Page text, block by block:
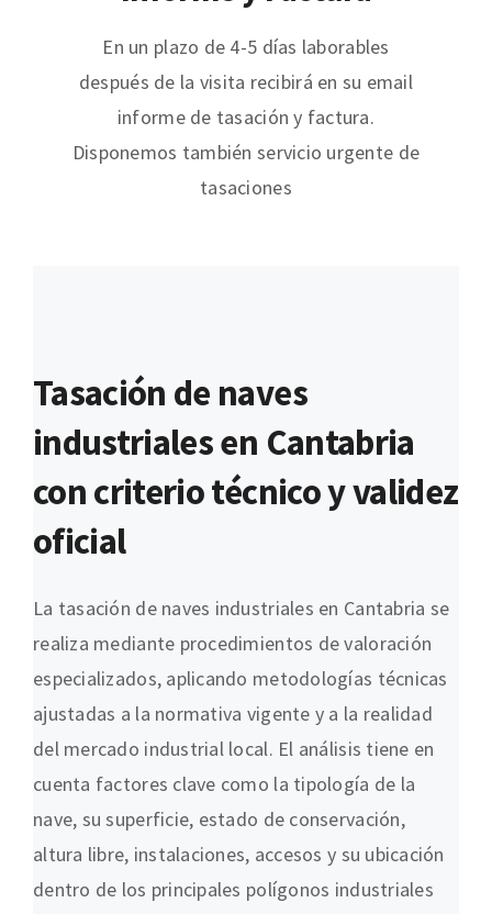
En un plazo de 4-5 días laborables
después de la visita recibirá en su email
informe de tasación y factura.
Disponemos también servicio urgente de
tasaciones
Tasación de naves
industriales en Cantabria
con criterio técnico y validez
oficial
La tasación de naves industriales en Cantabria se
realiza mediante procedimientos de valoración
especializados, aplicando metodologías técnicas
ajustadas a la normativa vigente y a la realidad
del mercado industrial local. El análisis tiene en
cuenta factores clave como la tipología de la
nave, su superficie, estado de conservación,
altura libre, instalaciones, accesos y su ubicación
dentro de los principales polígonos industriales